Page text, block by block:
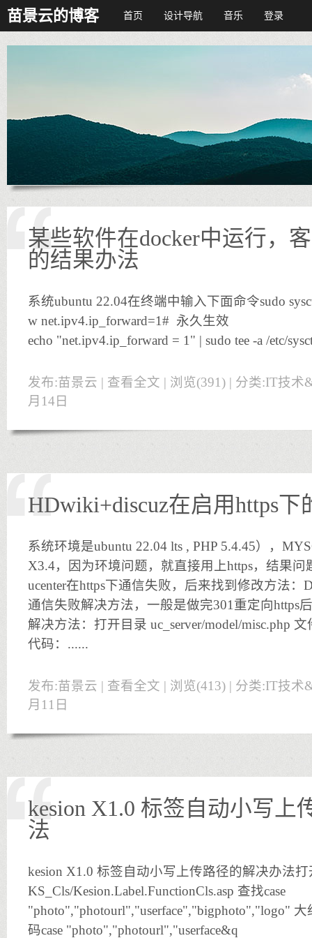
苗景云的博客 首页 设计导航 音乐 登录
某些软件在docker中运行，
的结果办法
系统ubuntu 22.04在终端中输入下面命令sudo
w net.ipv4.ip_forward=1# 永久生效
echo "net.ipv4.ip_forward = 1" | sudo tee -a /etc/
发布:苗景云 | 查看全文 | 浏览(391) | 分类:IT技术
月14日
HDwiki+discuz在启用https下
系统环境是ubuntu 22.04 lts , PHP 5.4.45），
X3.4，因为环境问题，就直接用上https，结果问
ucenter在https下通信失败，后来找到修改方法：
通信失败解决方法，一般是做完301重定向https
解决方法：打开目录 uc_server/model/misc.php
代码：......
发布:苗景云 | 查看全文 | 浏览(413) | 分类:IT技术
月11日
kesion X1.0 标签自动小写上
法
kesion X1.0 标签自动小写上传路径的解决办法打
KS_Cls/Kesion.Label.FunctionCls.asp 查找case
"photo","photourl","userface","bigphoto","logo"
码case "photo","photourl","userface&q